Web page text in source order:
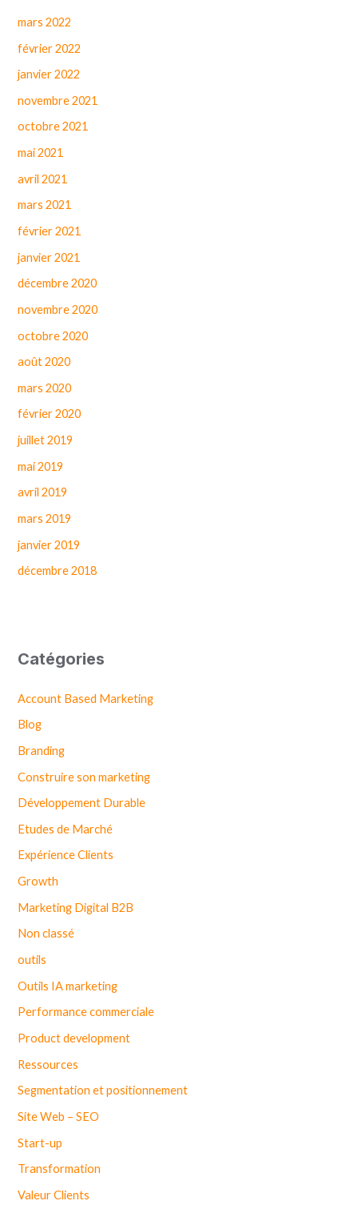
mars 2022
février 2022
janvier 2022
novembre 2021
octobre 2021
mai 2021
avril 2021
mars 2021
février 2021
janvier 2021
décembre 2020
novembre 2020
octobre 2020
août 2020
mars 2020
février 2020
juillet 2019
mai 2019
avril 2019
mars 2019
janvier 2019
décembre 2018
Catégories
Account Based Marketing
Blog
Branding
Construire son marketing
Développement Durable
Etudes de Marché
Expérience Clients
Growth
Marketing Digital B2B
Non classé
outils
Outils IA marketing
Performance commerciale
Product development
Ressources
Segmentation et positionnement
Site Web – SEO
Start-up
Transformation
Valeur Clients